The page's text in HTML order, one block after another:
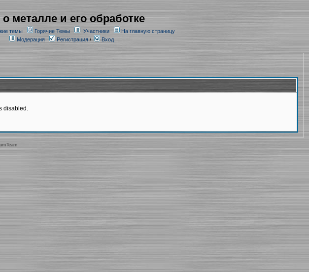
металле и его обработке
темы Горячие Темы Участники
На главную страницу
Модерация
Регистрация/ Вход
disabled.
Team